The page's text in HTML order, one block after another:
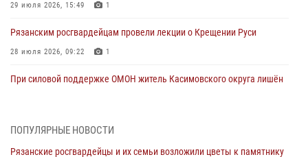
29 июля 2026, 15:49 1
Рязанским росгвардейцам провели лекции о Крещении Руси
28 июля 2026, 09:22 1
При силовой поддержке ОМОН житель Касимовского округа лишён
27 июля 2026, 15:26
Офицер вневедомственной охраны в эфире «Радио России - Рязань»
ПОПУЛЯРНЫЕ НОВОСТИ
Рязанские росгвардейцы и их семьи возложили цветы к памятнику